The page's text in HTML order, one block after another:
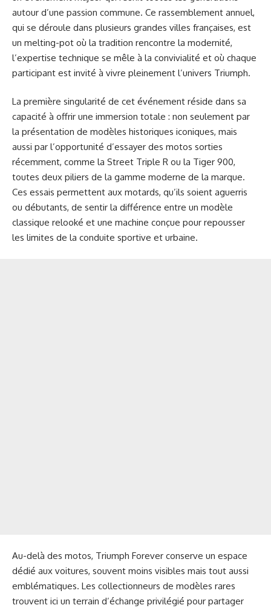
autour d’une passion commune. Ce rassemblement annuel,
qui se déroule dans plusieurs grandes villes françaises, est
un melting-pot où la tradition rencontre la modernité,
l’expertise technique se mêle à la convivialité et où chaque
participant est invité à vivre pleinement l’univers Triumph.
La première singularité de cet événement réside dans sa
capacité à offrir une immersion totale : non seulement par
la présentation de modèles historiques iconiques, mais
aussi par l’opportunité d’essayer des motos sorties
récemment, comme la Street Triple R ou la Tiger 900,
toutes deux piliers de la gamme moderne de la marque.
Ces essais permettent aux motards, qu’ils soient aguerris
ou débutants, de sentir la différence entre un modèle
classique relooké et une machine conçue pour repousser
les limites de la conduite sportive et urbaine.
Au-delà des motos, Triumph Forever conserve un espace
dédié aux voitures, souvent moins visibles mais tout aussi
emblématiques. Les collectionneurs de modèles rares
trouvent ici un terrain d’échange privilégié pour partager